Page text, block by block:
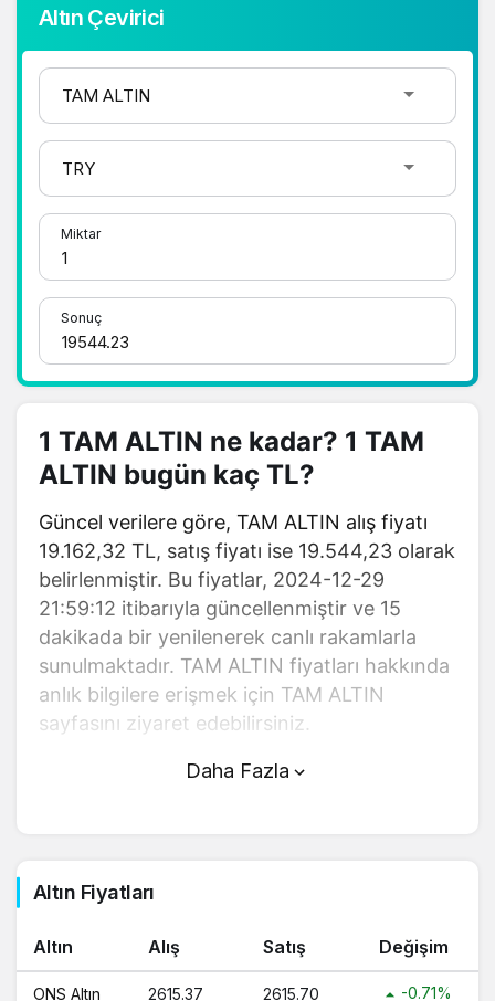
Altın Çevirici
Miktar
Sonuç
1 TAM ALTIN ne kadar? 1 TAM
ALTIN bugün kaç TL?
Güncel verilere göre, TAM ALTIN alış fiyatı
19.162,32 TL, satış fiyatı ise 19.544,23 olarak
belirlenmiştir. Bu fiyatlar, 2024-12-29
21:59:12 itibarıyla güncellenmiştir ve 15
dakikada bir yenilenerek canlı rakamlarla
sunulmaktadır. TAM ALTIN fiyatları hakkında
anlık bilgilere erişmek için TAM ALTIN
sayfasını ziyaret edebilirsiniz.
TAM ALTIN (TL) fiyatı bugün yükseldi.
yaklaşık işlem hacmi 0. Fiyatı son 24 saatte
-0,090000 değişim göstermiştir..
TAM ALTIN hesaplama işlemleri için,
sayfanın üstünde yer alan çevirici aracını
Daha Fazla
Altın Fiyatları
Altın Alış Satış Değişim
ONS Altın 2615.37 2615.70 -0.71%